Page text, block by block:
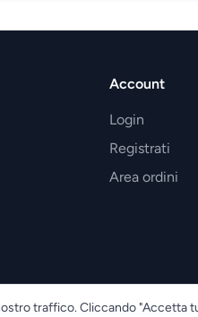
Account
Login
Registrati
Area ordini
traffico. Cliccando "Accetta